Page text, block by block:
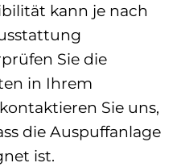
kann je nach
Sie die
in Ihrem
Sie uns,
die Auspuffanlage
ist.